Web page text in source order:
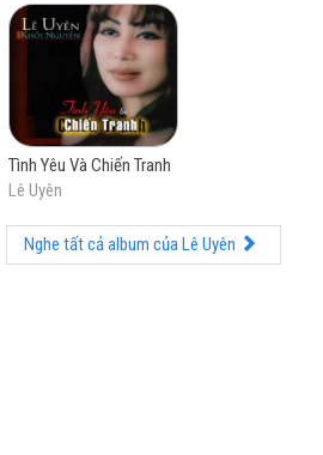
hay
Tình Yêu Và Chiến Tranh
Lê Uyên
Nghe tất cả album của Lê Uyên